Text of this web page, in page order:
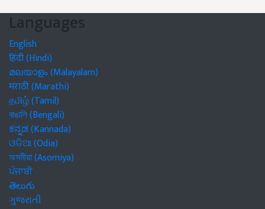
Languages
English
हिंदी (Hindi)
മലയാളം (Malayalam)
मराठी (Marathi)
தமிழ் (Tamil)
বাঙালি (Bengali)
ಕನ್ನಡ (Kannada)
ଓଡିଆ (Odia)
অসমীয়া (Asomiya)
ਪੰਜਾਬੀ
తెలుగు
ગુજરાતી